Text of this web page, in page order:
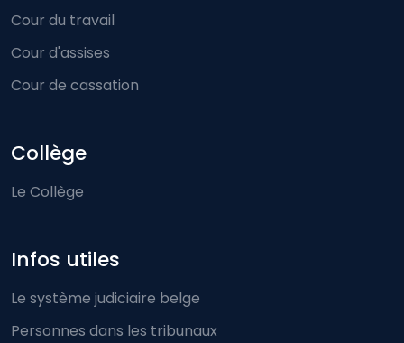
Cour du travail
Cour d'assises
Cour de cassation
Collège
Le Collège
Infos utiles
Le système judiciaire belge
Personnes dans les tribunaux